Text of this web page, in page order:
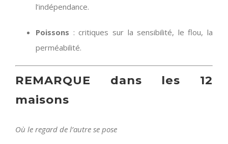
l’indépendance.
Poissons : critiques sur la sensibilité, le flou, la
perméabilité.
REMARQUE dans les 12
maisons
Où le regard de l’autre se pose